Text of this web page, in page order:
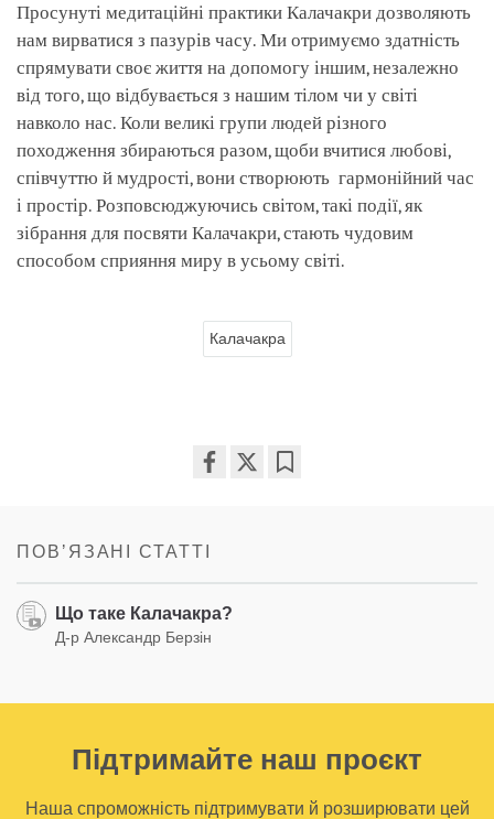
Просунуті медитаційні практики Калачакри дозволяють
нам вирватися з пазурів часу. Ми отримуємо здатність
спрямувати своє життя на допомогу іншим, незалежно
від того, що відбувається з нашим тілом чи у світі
навколо нас. Коли великі групи людей різного
походження збираються разом, щоби вчитися любові,
співчуттю й мудрості, вони створюють гармонійний час
і простір. Розповсюджуючись світом, такі події, як
зібрання для посвяти Калачакри, стають чудовим
способом сприяння миру в усьому світі.
Калачакра
ПОВʼЯЗАНІ СТАТТІ
Що таке Калачакра?
Д-р Александр Берзін
Підтримайте наш проєкт
Наша спроможність підтримувати й розширювати цей